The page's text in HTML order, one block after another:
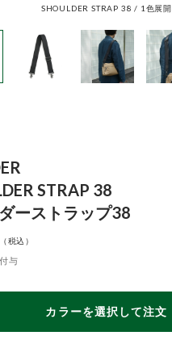
SHOULDER STRAP 38 / 1色展開
STRAP 38
ーストラップ38
与
カラーを選択して注文